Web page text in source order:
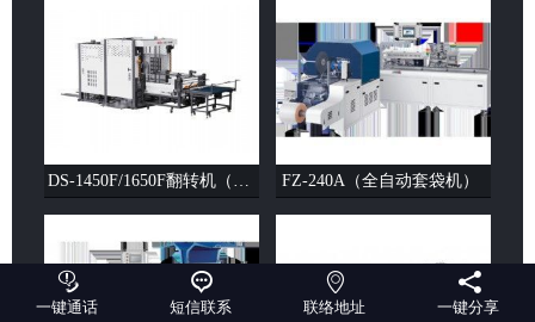
DS-1450F/1650F翻转机（单剁）（双剁）FZ-240A（全自动套袋机）

一键通话

短信联系

联络地址

一键分享